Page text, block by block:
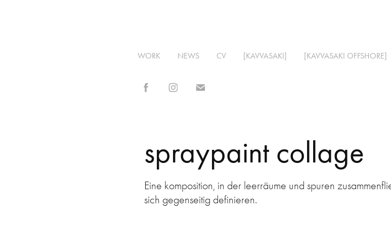
WORK NEWS CV [KAVVASAKI] [KAVVASAKI OFFSHORE]
spraypaint collage
Eine komposition, in der leerräume und spuren
sich gegenseitig definieren.